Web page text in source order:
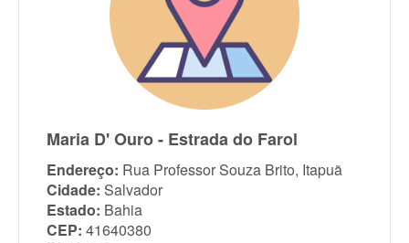
Maria D' Ouro - Estrada do Farol
Endereço: Rua Professor Souza Brito, Itapuã
Cidade: Salvador
Estado: Bahia
CEP: 41640380